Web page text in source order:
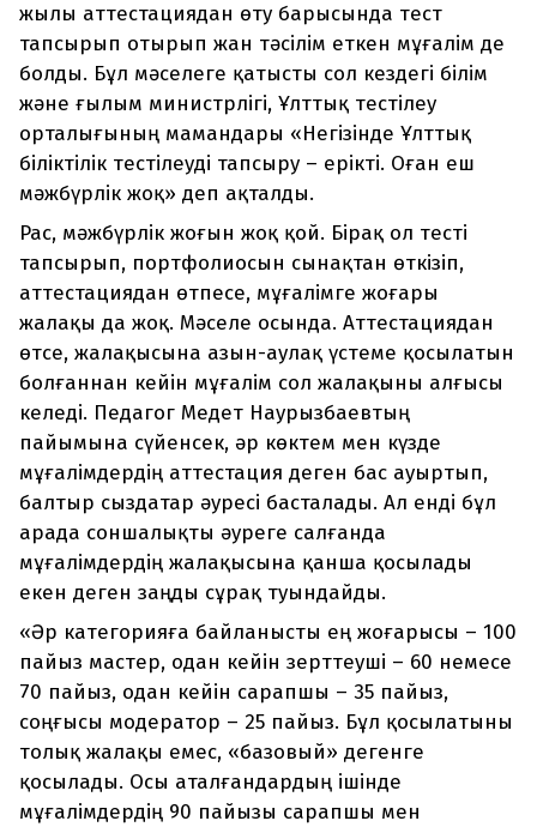
жылы аттестациядан өту барысында тест
тапсырып отырып жан тәсілім еткен мұғалім де
болды. Бұл мәселеге қатысты сол кездегі білім
және ғылым министрлігі, Ұлттық тестілеу
орталығының мамандары «Негізінде Ұлттық
біліктілік тестілеуді тапсыру – ерікті. Оған еш
мәжбүрлік жоқ» деп ақталды.
Рас, мәжбүрлік жоғын жоқ қой. Бірақ ол тесті
тапсырып, портфолиосын сынақтан өткізіп,
аттестациядан өтпесе, мұғалімге жоғары
жалақы да жоқ. Мәселе осында. Аттестациядан
өтсе, жалақысына азын-аулақ үстеме қосылатын
болғаннан кейін мұғалім сол жалақыны алғысы
келеді. Педагог Медет Наурызбаевтың
пайымына сүйенсек, әр көктем мен күзде
мұғалімдердің аттестация деген бас ауыртып,
балтыр сыздатар әуресі басталады. Ал енді бұл
арада соншалықты әуреге салғанда
мұғалімдердің жалақысына қанша қосылады
екен деген заңды сұрақ туындайды.
«Әр категорияға байланысты ең жоғарысы – 100
пайыз мастер, одан кейін зерттеуші – 60 немесе
70 пайыз, одан кейін сарапшы – 35 пайыз,
соңғысы модератор – 25 пайыз. Бұл қосылатыны
толық жалақы емес, «базовый» дегенге
қосылады. Осы аталғандардың ішінде
мұғалімдердің 90 пайызы сарапшы мен